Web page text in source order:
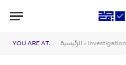
YOU ARE AT: الرئيسية » Investigation